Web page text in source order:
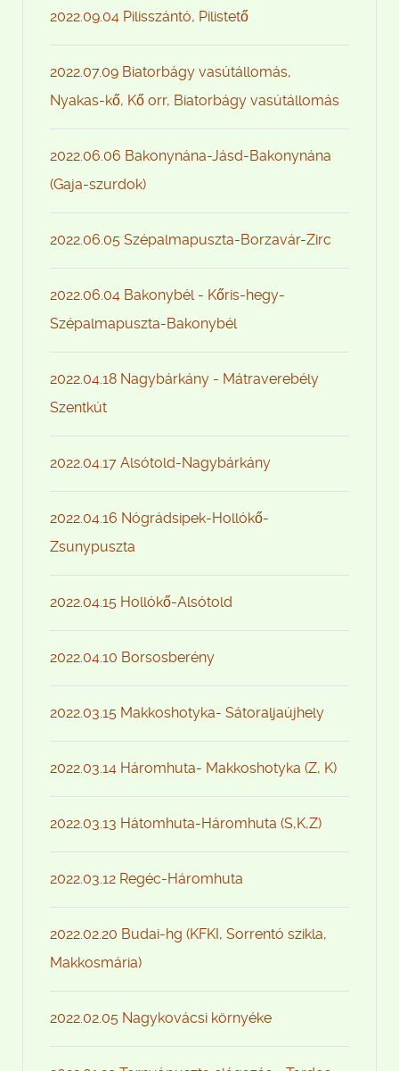
2022.09.04 Pilisszántó, Pilistető
2022.07.09 Biatorbágy vasútállomás,
Nyakas-kő, Kő orr, Biatorbágy vasútállomás
2022.06.06 Bakonynána-Jásd-Bakonynána
(Gaja-szurdok)
2022.06.05 Szépalmapuszta-Borzavár-Zirc
2022.06.04 Bakonybél - Kőris-hegy-
Szépalmapuszta-Bakonybél
2022.04.18 Nagybárkány - Mátraverebély
Szentkút
2022.04.17 Alsótold-Nagybárkány
2022.04.16 Nógrádsipek-Hollókő-
Zsunypuszta
2022.04.15 Hollókő-Alsótold
2022.04.10 Borsosberény
2022.03.15 Makkoshotyka- Sátoraljaújhely
2022.03.14 Háromhuta- Makkoshotyka (Z, K)
2022.03.13 Hátomhuta-Háromhuta (S,K,Z)
2022.03.12 Regéc-Háromhuta
2022.02.20 Budai-hg (KFKI, Sorrentó szikla,
Makkosmária)
2022.02.05 Nagykovácsi környéke